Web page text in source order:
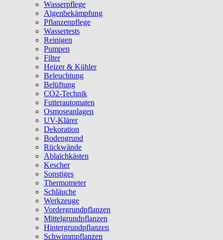
Wasserpflege
Algenbekämpfung
Pflanzenpflege
Wassertests
Reinigen
Pumpen
Filter
Heizer & Kühler
Beleuchtung
Belüftung
CO2-Technik
Futterautomaten
Osmoseanlagen
UV-Klärer
Dekoration
Bodengrund
Rückwände
Ablaichkästen
Kescher
Sonstiges
Thermometer
Schläuche
Werkzeuge
Vordergrundpflanzen
Mittelgrundpflanzen
Hintergrundpflanzen
Schwimmpflanzen